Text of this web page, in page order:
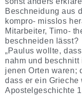
Beschneidung aus
kompro- misslos
Mitarbeiter, Timo-
beschneiden lässt?
„Paulus wollte,
nahm und
jenen Orten waren;
dass er ein Grieche
Apostelgeschichte